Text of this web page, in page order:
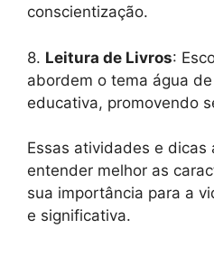
conscientização.
8. Leitura de Livros:
abordem o tema água
educativa, promovendo
Essas atividades e dicas
entender melhor as
sua importância para a
e significativa.